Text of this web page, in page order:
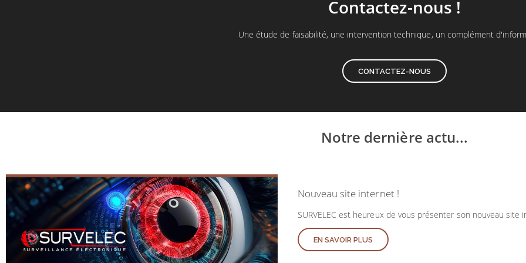
Contactez-nous !
Une étude de faisabilité, une intervention technique, un complément
CONTACTEZ-NOUS
Notre dernière actu...
Nouveau site internet !
SURVELEC est heureux de vous présenter son nouveau
EN SAVOIR PLUS